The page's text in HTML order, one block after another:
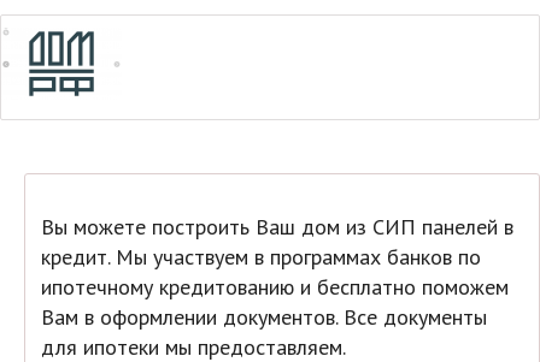
Вы можете построить Ваш дом из СИП панелей в
кредит. Мы участвуем в программах банков по
ипотечному кредитованию и бесплатно поможем
Вам в оформлении документов. Все документы
для ипотеки мы предоставляем.